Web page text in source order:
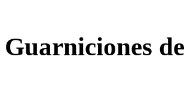
Guarniciones